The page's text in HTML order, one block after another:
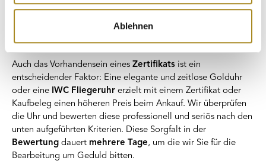
Verwendung unserer Website an unsere Partner für
soziale Medien, Werbung und Analysen weiter. Unsere
Partner führen diese Informationen möglicherweise mit
haben oder die sie im Rahmen Ihrer Nutzung der Dienste
gesammelt haben.
Ablehnen
das Armband Ihrer Breitling Herrenuhrstark abgenutztoder
Auch das Vorhandensein eines Zertifikats ist ein
entscheidender Faktor: Eine elegante und zeitlose Golduhr
oder eine IWC Fliegeruhr erzielt mit einem Zertifikat oder
Kaufbeleg einen höheren Preis beim Ankauf. Wir überprüfen
die Uhr und bewerten diese professionell und seriös nach den
unten aufgeführten Kriterien. Diese Sorgfalt in der
Bewertung dauert mehrere Tage, um die wir Sie für die
Bearbeitung um Geduld bitten.